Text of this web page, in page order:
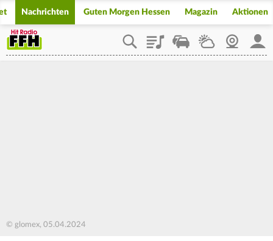
Nachrichten Guten Morgen Hessen Magazin Aktionen
PlaylistStaupilotWetterWebcam
© glomex, 05.04.2024